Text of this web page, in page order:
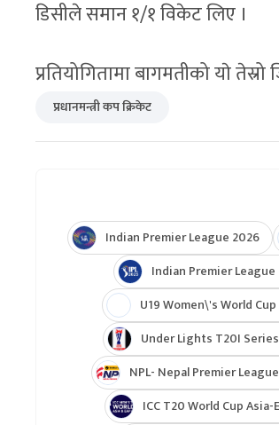
डिसीले समान १/१ विकेट लिए ।
प्रतियोगितामा बागमतीको याे
प्रधानमन्त्री कप क्रिकेट
Indian Premier League 2026
Indian Premier League
U19 Women\'s World
Under Lights T20I
NPL- Nepal Premier
ICC T20 World Cup